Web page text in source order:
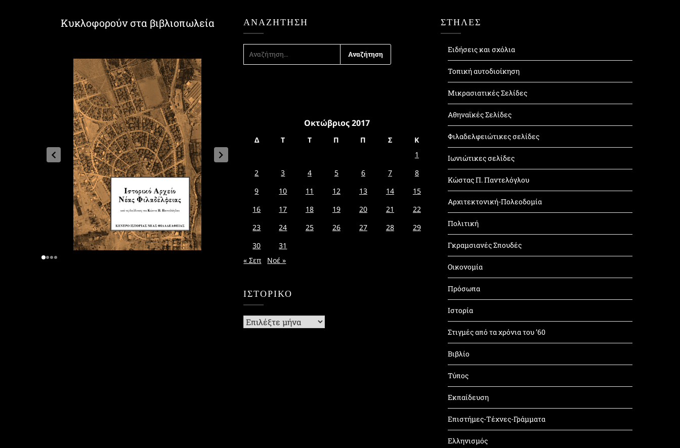
Κυκλοφορούν στα βιβλιοπωλεία ΑΝΑΖΉΤΗΣΗ
ΓΙΑ:
Οκτώβριος 2017
Δ Τ Τ Π Π Σ
Κ
1
2
3 4 5 6 7
8
9
10 11 12 13 14
15
16
17 18 19 20 21
22
23
24 25 26 27 28
29
30
31
« Σεπ
Νοέ »
ΙΣΤΟΡΙΚΌ
Ιστορικό
ΣΤΗΛΕΣ
Ειδήσεις και σχόλια
Τοπική αυτοδιοίκηση
Μικρασιατικές Σελίδες
Αθηναϊκές Σελίδες
Φιλαδελφειώτικες σελίδες
Ιωνιώτικες σελίδες
Κώστας Π. Παντελόγλου
Αρχιτεκτονική-Πολεοδομία
Πολιτική
Γκραμσιανές Σπουδές
Οικονομία
Πρόσωπα
Ιστορία
Στιγμές από τα χρόνια του ’60
Βιβλίο
Τύπος
Εκπαίδευση
Επιστήμες-Τέχνες-Γράμματα
Ελληνισμός